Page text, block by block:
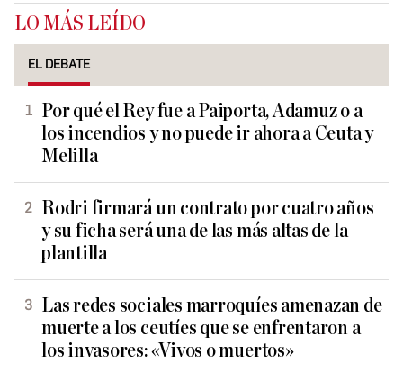
LO MÁS LEÍDO
EL DEBATE
Por qué el Rey fue a Paiporta, Adamuz o a
los incendios y no puede ir ahora a Ceuta y
Melilla
Rodri firmará un contrato por cuatro años
y su ficha será una de las más altas de la
plantilla
Las redes sociales marroquíes amenazan de
muerte a los ceutíes que se enfrentaron a
los invasores: «Vivos o muertos»